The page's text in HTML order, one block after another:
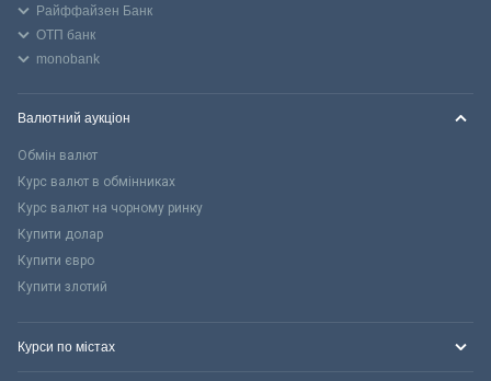
Райффайзен Банк
ОТП банк
monobank
Валютний аукціон
Обмін валют
Курс валют в обмінниках
Курс валют на чорному ринку
Купити долар
Купити євро
Купити злотий
Курси по містах